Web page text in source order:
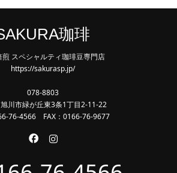
珈琲
煎 スペシャルティ珈琲豆専門店
https://sakurasp.jp/
078-8803
川市緑が丘東3条1丁目2-11-22
76-4566 FAX：0166-76-9677